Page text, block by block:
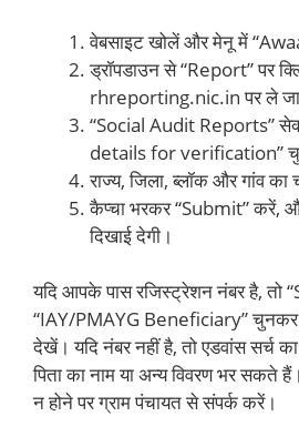
वेबसाइट खोलें और मेनू में
ड्रॉपडाउन से “Report” पर
rhreporting.nic.in पर ले
“Social Audit Reports”
details for verification”
राज्य, जिला, ब्लॉक और गांव
कैप्चा भरकर “Submit” करें,
दिखाई देगी।
यदि आपके पास रजिस्ट्रेशन नंबर है, तो
“IAY/PMAYG Beneficiary” चुनकर
देखें। यदि नंबर नहीं है, तो एडवांस सर्च
पिता का नाम या अन्य विवरण भर सकते
न होने पर ग्राम पंचायत से संपर्क करें।